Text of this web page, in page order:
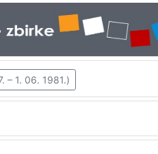
– 1. 06. 1981.)